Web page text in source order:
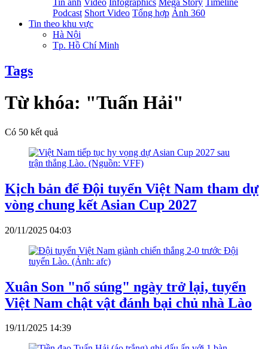
Tin ảnh Video Infographics Mega Story Timeline
Podcast Short Video Tổng hợp Ảnh 360
Tin theo khu vực
Hà Nội
Tp. Hồ Chí Minh
Tags
Từ khóa: "Tuấn Hải"
Có 50 kết quả
Kịch bản để Đội tuyển Việt Nam tham dự
vòng chung kết Asian Cup 2027
20/11/2025 04:03
Xuân Son "nổ súng" ngày trở lại, tuyển
Việt Nam chật vật đánh bại chủ nhà Lào
19/11/2025 14:39